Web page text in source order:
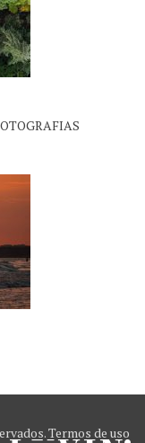
Termos de uso